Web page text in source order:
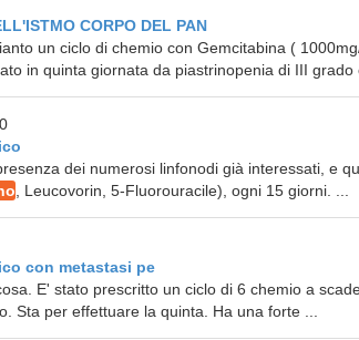
CORPO DEL PAN
un ciclo di chemio con Gemcitabina (
in quinta giornata da piastrinopenia di III grado
dei numerosi linfonodi già interessati, e
, Leucovorin, 5-Fluorouracile), ogni 15 giorni. ...
con metastasi pe
E' stato prescritto un ciclo di 6 chemio a
Sta per effettuare la quinta. Ha una forte ...